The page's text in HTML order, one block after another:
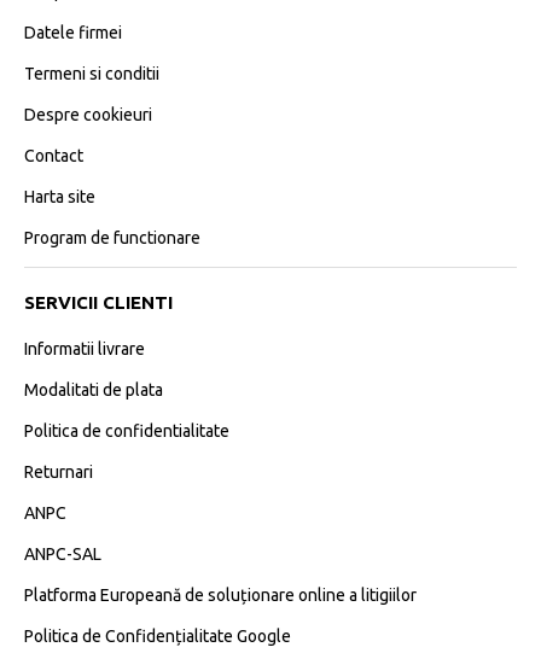
Datele firmei
Termeni si conditii
Despre cookieuri
Contact
Harta site
Program de functionare
SERVICII CLIENTI
Informatii livrare
Modalitati de plata
Politica de confidentialitate
Returnari
ANPC
ANPC-SAL
Platforma Europeană de soluționare online a litigiilor
Politica de Confidențialitate Google